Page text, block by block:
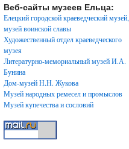
Веб-сайты музеев Ельца:
Елецкий городской краеведческий музей,
музей воинской славы
Художественный отдел краеведческого
музея
Литературно-мемориальный музей И.А.
Бунина
Дом-музей Н.Н. Жукова
Музей народных ремесел и промыслов
Музей купечества и сословий